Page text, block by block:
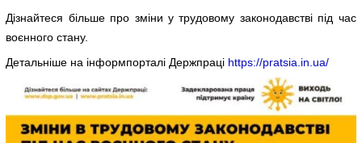
Дізнайтеся більше про зміни у трудовому законодавстві під час
воєнного стану.
Детальніше на інформпорталі Держпраці https://pratsia.in.ua/